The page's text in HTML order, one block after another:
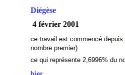
Diégèse
4 février 2001
ce travail est commencé depuis
nombre premier)
ce qui représente 2,6996% du